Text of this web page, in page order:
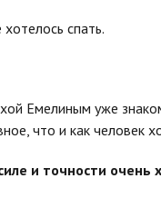
спать.
Емелиным уже
что и как человек
и точности очень